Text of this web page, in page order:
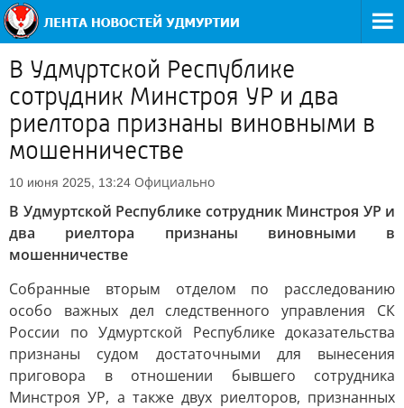
В Удмуртской Республике
сотрудник Минстроя УР и два
риелтора признаны виновными в
мошенничестве
10 июня 2025, 13:24 Официально
В Удмуртской Республике сотрудник Минстроя УР и
два риелтора признаны виновными в
мошенничестве
Собранные вторым отделом по расследованию
особо важных дел следственного управления СК
России по Удмуртской Республике доказательства
признаны судом достаточными для вынесения
приговора в отношении бывшего сотрудника
Минстроя УР, а также двух риелторов, признанных